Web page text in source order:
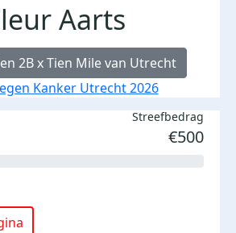
Aarts
2B x Tien Mile van Utrecht
Kanker Utrecht 2026
Streefbedrag
€500